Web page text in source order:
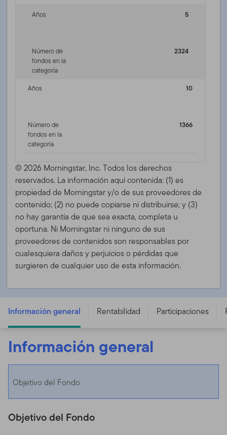
Años 5
Número de
fondos en la
categoría
2324
Años 10
Número de
fondos en la
categoría
1366
© 2026 Morningstar, Inc. Todos los derechos
reservados. La información aquí contenida: (1) es
propiedad de Morningstar y/o de sus proveedores de
contenido; (2) no puede copiarse ni distribuirse; y (3)
no hay garantía de que sea exacta, completa u
oportuna. Ni Morningstar ni ninguno de sus
proveedores de contenidos son responsables por
cualesquiera daños y perjuicios o pérdidas que
surgieren de cualquier uso de esta información.
LU1147470097
Información general Rentabilidad Participaciones
Información general
Objetivo del Fondo
Objetivo del Fondo